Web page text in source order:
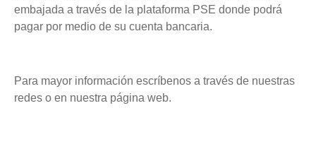
embajada a través de la plataforma PSE donde podrá
pagar por medio de su cuenta bancaria.
Para mayor información escríbenos a través de nuestras
redes o en nuestra página web.